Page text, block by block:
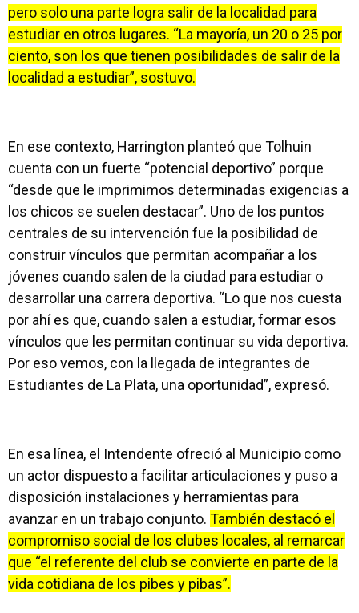
pero solo una parte logra salir de la localidad para
estudiar en otros lugares. “La mayoría, un 20 o 25 por
ciento, son los que tienen posibilidades de salir de la
localidad a estudiar”, sostuvo.
En ese contexto, Harrington planteó que Tolhuin
cuenta con un fuerte “potencial deportivo” porque
“desde que le imprimimos determinadas exigencias a
los chicos se suelen destacar”. Uno de los puntos
centrales de su intervención fue la posibilidad de
construir vínculos que permitan acompañar a los
jóvenes cuando salen de la ciudad para estudiar o
desarrollar una carrera deportiva. “Lo que nos cuesta
por ahí es que, cuando salen a estudiar, formar esos
vínculos que les permitan continuar su vida deportiva.
Por eso vemos, con la llegada de integrantes de
Estudiantes de La Plata, una oportunidad”, expresó.
En esa línea, el Intendente ofreció al Municipio como
un actor dispuesto a facilitar articulaciones y puso a
disposición instalaciones y herramientas para
avanzar en un trabajo conjunto. También destacó el
compromiso social de los clubes locales, al remarcar
que “el referente del club se convierte en parte de la
vida cotidiana de los pibes y pibas”.